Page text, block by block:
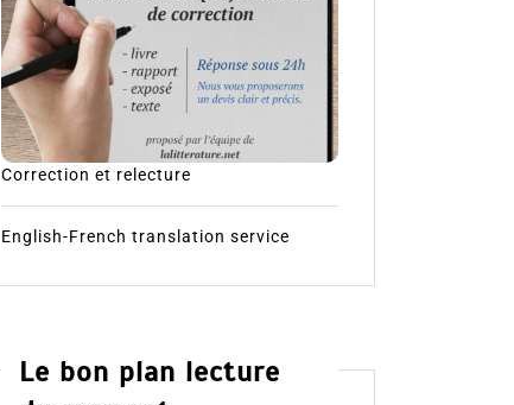
Correction et relecture
English-French translation service
Le bon plan lecture